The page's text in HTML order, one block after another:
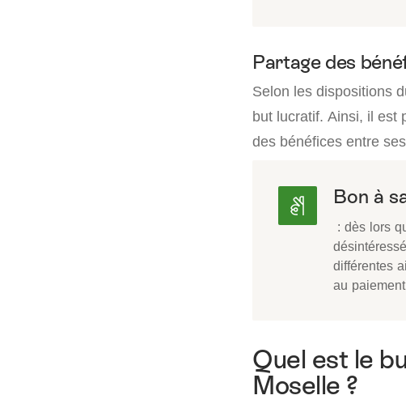
Partage des
Selon les dispositions
but lucratif. Ainsi, il est
des bénéfices entre
Bon à
: dès lors
différentes
au
Quel est le
Moselle ?